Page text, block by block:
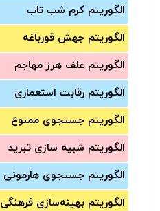
الگوریتم کرم شب تاب
الگوریتم جهش قورباغه
الگوریتم علف هرز مهاجم
الگوریتم رقابت استعماری
الگوریتم جستجوی ممنوع
الگوریتم شبیه سازی تبرید
الگوریتم جستجوی هارمونی
الگوریتم بهینه‌سازی فرهنگی